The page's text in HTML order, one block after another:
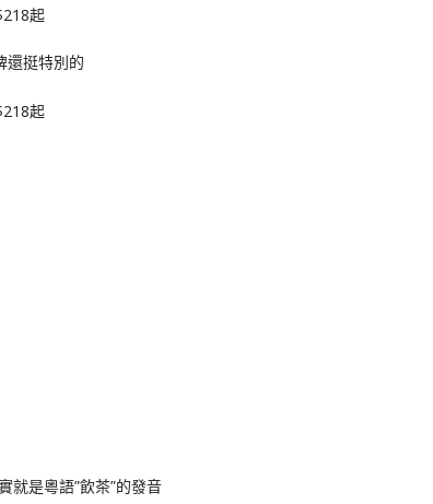
還挺特別的
就是粵語”飲茶”的發音